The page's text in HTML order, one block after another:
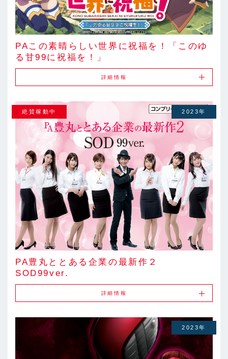
PAこの素晴らしい世界に祝福を！「このゆ
る甘99に祝福を！」
詳細情報
PA豊丸ととある企業の最新作２
SOD99ver.
絶賛稼動中 2023年
詳細情報
2023年